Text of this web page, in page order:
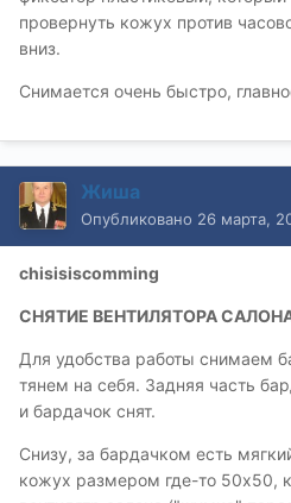
провернуть кожух против
вниз.
Снимается очень быстро,
Жиша
Опубликовано 26 марта,
chisisiscomming
СНЯТИЕ ВЕНТИЛЯТОРА
Для удобства работы снимаем
тянем на себя. Задняя часть
и бардачок снят.
Снизу, за бардачком есть
кожух размером где-то 50х50,